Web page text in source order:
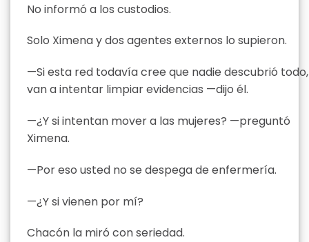
No informó a los custodios.
Solo Ximena y dos agentes externos lo supieron.
—Si esta red todavía cree que nadie descubrió todo,
van a intentar limpiar evidencias —dijo él.
—¿Y si intentan mover a las mujeres? —preguntó
Ximena.
—Por eso usted no se despega de enfermería.
—¿Y si vienen por mí?
Chacón la miró con seriedad.